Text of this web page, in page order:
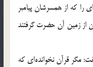
را كه از همسرشان پيامبر
از زمين آن حضرت گرفتند
مگر قرآن نخوانده‌اي كه